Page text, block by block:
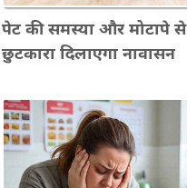
पेट की समस्या और मोटापे से
छुटकारा दिलाएगा नावासन